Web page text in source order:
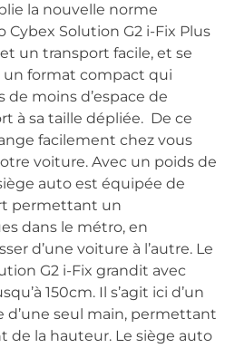
la nouvelle norme
Cybex Solution G2 i-Fix Plus
un transport facile, et se
format compact qui
de moins d’espace de
à sa taille dépliée. De ce
facilement chez vous
voiture. Avec un poids de
auto est équipée de
permettant un
dans le métro, en
d’une voiture à l’autre. Le
G2 i-Fix grandit avec
150cm. Il s’agit ici d’un
d’une seul main, permettant
de la hauteur. Le siège auto